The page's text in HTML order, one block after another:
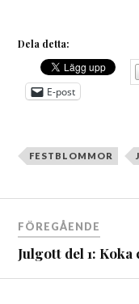
Dela detta:
E-post
FESTBLOMMOR
FÖREGÅENDE
Julgott del 1: